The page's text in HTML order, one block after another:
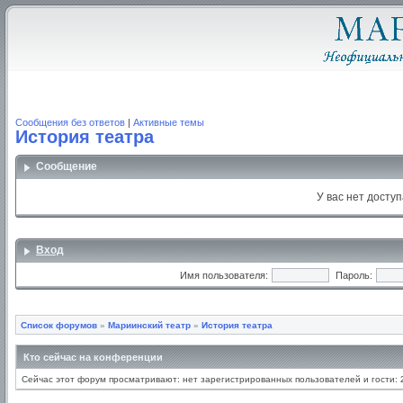
Сообщения без ответов | Активные темы
История театра
Сообщение
У вас нет
Вход
Имя пользователя: Пароль:
Список форумов » Мариинский театр » История театра
Кто сейчас на конференции
Сейчас этот форум просматривают: нет зарегистрированных пользователей и гости: